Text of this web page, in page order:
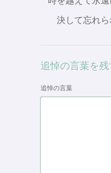
決して忘れら
追悼の言葉を残
追悼の言葉